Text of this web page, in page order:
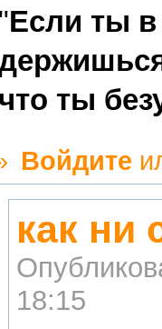
"Если ты
что ты
Войдите
как ни
18:15